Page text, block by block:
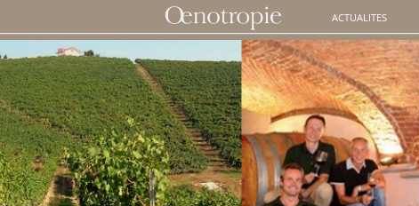
ACTUALITES